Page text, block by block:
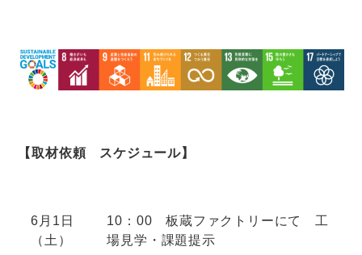
【取材依頼 スケジュール】
6月1日
（土）
10：00 板蔵ファクトリーにて 工
場見学・課題提示